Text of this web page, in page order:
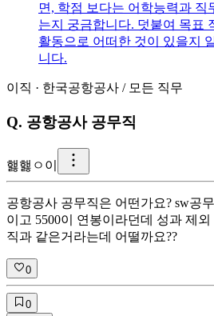
면, 학점 보다는 어학능력과 직
는지 궁금합니다. 덧붙여 목표
활동으로 어떠한 것이 있을지
니다.
이직 · 한국공항공사 / 모든 직무
Q. 공항공사 공무직
햃햃ㅇ이
공항공사 공무직은 어떤가요? sw공
이고 5500이 연봉이라던데 성과 제
직과 같은거라는데 어떨까요??
0
0